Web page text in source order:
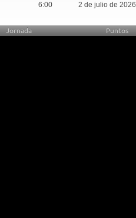
2 de julio de 2026
6:00
Jornada Puntos